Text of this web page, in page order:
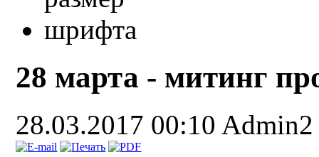
28 марта - митинг
28.03.2017 00:10 Admin2